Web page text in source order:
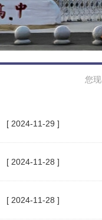
您
[ 2024-11-29 ]
[ 2024-11-28 ]
[ 2024-11-28 ]